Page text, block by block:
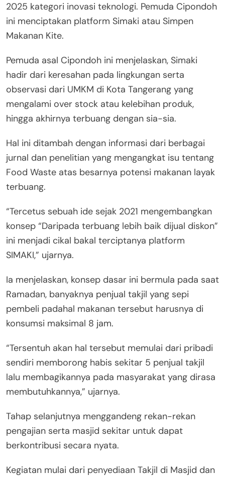
2025 kategori inovasi teknologi. Pemuda Cipondoh
ini menciptakan platform Simaki atau Simpen
Makanan Kite.
Pemuda asal Cipondoh ini menjelaskan, Simaki
hadir dari keresahan pada lingkungan serta
observasi dari UMKM di Kota Tangerang yang
mengalami over stock atau kelebihan produk,
hingga akhirnya terbuang dengan sia-sia.
Hal ini ditambah dengan informasi dari berbagai
jurnal dan penelitian yang mengangkat isu tentang
Food Waste atas besarnya potensi makanan layak
terbuang.
“Tercetus sebuah ide sejak 2021 mengembangkan
konsep “Daripada terbuang lebih baik dijual diskon”
ini menjadi cikal bakal terciptanya platform
SIMAKI,” ujarnya.
Ia menjelaskan, konsep dasar ini bermula pada saat
Ramadan, banyaknya penjual takjil yang sepi
pembeli padahal makanan tersebut harusnya di
konsumsi maksimal 8 jam.
“Tersentuh akan hal tersebut memulai dari pribadi
sendiri memborong habis sekitar 5 penjual takjil
lalu membagikannya pada masyarakat yang dirasa
membutuhkannya,” ujarnya.
Tahap selanjutnya menggandeng rekan-rekan
pengajian serta masjid sekitar untuk dapat
berkontribusi secara nyata.
Kegiatan mulai dari penyediaan Takjil di Masjid dan